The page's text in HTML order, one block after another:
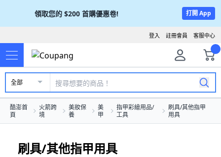
領取您的 $200 首購優惠卷! 打開 App
客服中心
註冊會員
登入
全部
酷澎首
頁
火箭跨
境
美妝保
養
美
甲
指甲彩繪用品/
工具
刷具/其他指甲
用具
刷具/其他指甲用具